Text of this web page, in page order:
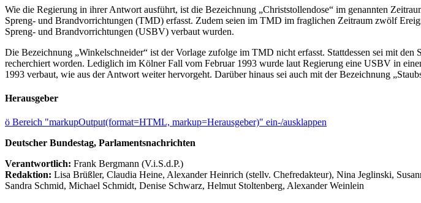
Wie die Regierung in ihrer Antwort ausführt, ist die Bezeichnung „Christstollendose“ im genannten
Spreng- und Brandvorrichtungen (TMD) erfasst. Zudem seien im TMD im fraglichen Zeitraum zwölf
Spreng- und Brandvorrichtungen (USBV) verbaut wurden.
Die Bezeichnung „Winkelschneider“ ist der Vorlage zufolge im TMD nicht erfasst. Stattdessen sei mit
recherchiert worden. Lediglich im Kölner Fall vom Februar 1993 wurde laut Regierung eine USBV in
1993 verbaut, wie aus der Antwort weiter hervorgeht. Darüber hinaus sei auch mit der Bezeichnung
Herausgeber
ö Bereich "markupOutput(format=HTML, markup=Herausgeber)" ein-/ausklappen
Deutscher Bundestag, Parlamentsnachrichten
Verantwortlich: Frank Bergmann (V.i.S.d.P.)
Redaktion: Lisa Brüßler, Claudia Heine, Alexander Heinrich (stellv. Chefredakteur), Nina Jeglinski,
Sandra Schmid, Michael Schmidt, Denise Schwarz, Helmut Stoltenberg, Alexander Weinlein